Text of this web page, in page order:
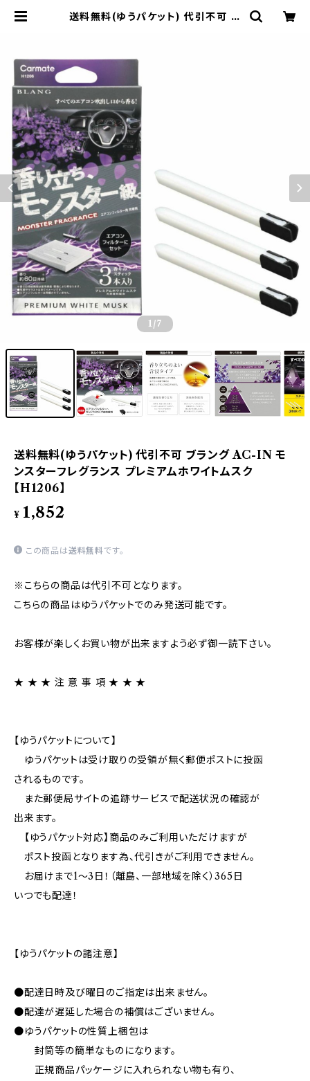
送料無料(ゆうパケット) 代引不可 ブ
1 /7
送料無料(ゆうパケット) 代引不可 ブラング AC-IN モ
ンスターフレグランス プレミアムホワイトムスク
【H1206】
¥ 1,852
この商品は送料無料です。
※こちらの商品は代引不可となります。
こちらの商品はゆうパケットでのみ発送可能です。
お客様が楽しくお買い物が出来ますよう必ず御一読下さい。
★ ★ ★ 注 意 事 項 ★ ★ ★
【ゆうパケットについて】
ゆうパケットは受け取りの受領が無く郵便ポストに投函
されるものです。
また郵便局サイトの追跡サービスで配送状況の確認が
出来ます。
【ゆうパケット対応】商品のみご利用いただけますが
ポスト投函となります為、代引きがご利用できません。
お届けまで1～3日！（離島、一部地域を除く）365日
いつでも配達！
【ゆうパケットの諸注意】
●配達日時及び曜日のご指定は出来ません。
●配達が遅延した場合の補償はございません。
●ゆうパケットの性質上梱包は
封筒等の簡単なものになります。
正規商品パッケージに入れられない物も有り、